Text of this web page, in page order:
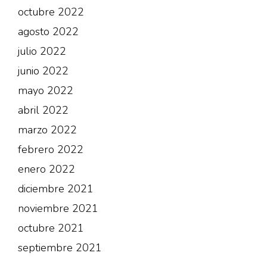
octubre 2022
agosto 2022
julio 2022
junio 2022
mayo 2022
abril 2022
marzo 2022
febrero 2022
enero 2022
diciembre 2021
noviembre 2021
octubre 2021
septiembre 2021